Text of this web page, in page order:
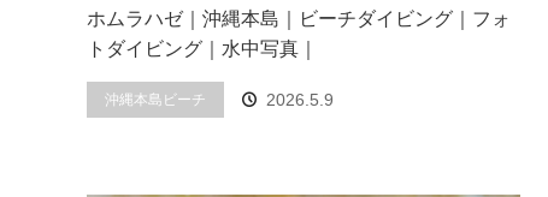
ホムラハゼ｜沖縄本島｜ビーチダイビング｜フォ
トダイビング｜水中写真｜
沖縄本島ビーチ 2026.5.9